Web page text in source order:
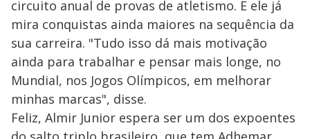
circuito anual de provas de atletismo. E ele já
mira conquistas ainda maiores na sequência da
sua carreira. "Tudo isso dá mais motivação
ainda para trabalhar e pensar mais longe, no
Mundial, nos Jogos Olímpicos, em melhorar
minhas marcas", disse.
Feliz, Almir Junior espera ser um dos expoentes